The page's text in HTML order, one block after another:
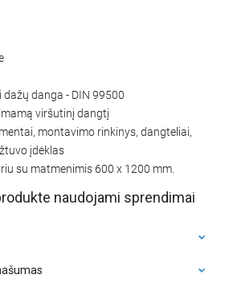
danga - DIN 99500
viršutinį dangtį
montavimo rinkinys, dangteliai,
įdėklas
su matmenimis 600 x 1200 mm.
naudojami sprendimai